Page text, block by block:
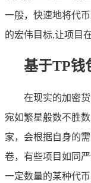
一般，快速地将代
的宏伟目标,让项目
基于TP钱
在现实的加密
宛如繁星般数不胜
家，会根据自身的
卷，有些项目如同
一定数量的某种代